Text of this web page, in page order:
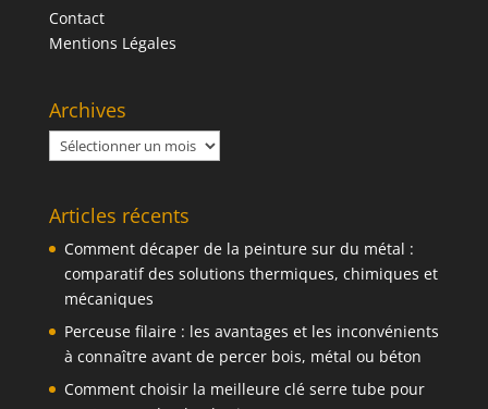
Contact
Mentions Légales
Archives
Archives
Articles récents
Comment décaper de la peinture sur du métal :
comparatif des solutions thermiques, chimiques et
mécaniques
Perceuse filaire : les avantages et les inconvénients
à connaître avant de percer bois, métal ou béton
Comment choisir la meilleure clé serre tube pour